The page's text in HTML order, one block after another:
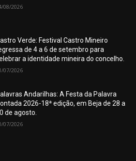
08/2026
Verde: Festival Castro Mineiro
de 4 a 6 de setembro para
a identidade mineira do concelho.
07/2026
Andarilhas: A Festa da Palavra
2026-18ª edição, em Beja de 28 a
de agosto.
07/2026